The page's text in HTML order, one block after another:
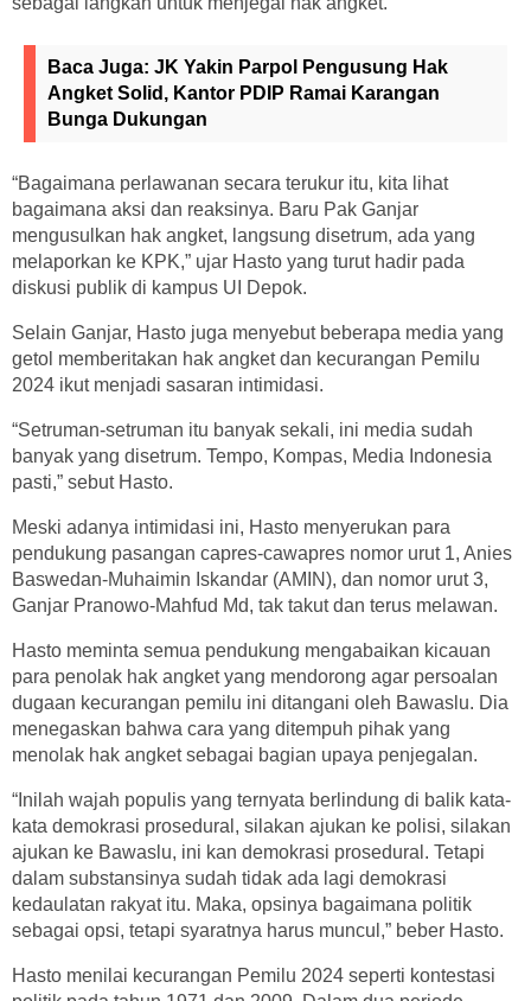
Baca Juga: JK Yakin Parpol Pengusung Hak
Angket Solid, Kantor PDIP Ramai Karangan
Bunga Dukungan
“Bagaimana perlawanan secara terukur itu, kita lihat
bagaimana aksi dan reaksinya. Baru Pak Ganjar
mengusulkan hak angket, langsung disetrum, ada yang
melaporkan ke KPK,” ujar Hasto yang turut hadir pada
diskusi publik di kampus UI Depok.
Selain Ganjar, Hasto juga menyebut beberapa media yang
getol memberitakan hak angket dan kecurangan Pemilu
2024 ikut menjadi sasaran intimidasi.
“Setruman-setruman itu banyak sekali, ini media sudah
banyak yang disetrum. Tempo, Kompas, Media Indonesia
pasti,” sebut Hasto.
Meski adanya intimidasi ini, Hasto menyerukan para
pendukung pasangan capres-cawapres nomor urut 1, Anies
Baswedan-Muhaimin Iskandar (AMIN), dan nomor urut 3,
Ganjar Pranowo-Mahfud Md, tak takut dan terus melawan.
Hasto meminta semua pendukung mengabaikan kicauan
para penolak hak angket yang mendorong agar persoalan
dugaan kecurangan pemilu ini ditangani oleh Bawaslu. Dia
menegaskan bahwa cara yang ditempuh pihak yang
menolak hak angket sebagai bagian upaya penjegalan.
“Inilah wajah populis yang ternyata berlindung di balik kata-
kata demokrasi prosedural, silakan ajukan ke polisi, silakan
ajukan ke Bawaslu, ini kan demokrasi prosedural. Tetapi
dalam substansinya sudah tidak ada lagi demokrasi
kedaulatan rakyat itu. Maka, opsinya bagaimana politik
sebagai opsi, tetapi syaratnya harus muncul,” beber Hasto.
Hasto menilai kecurangan Pemilu 2024 seperti kontestasi